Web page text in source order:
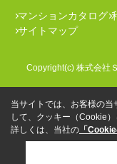
マンションカタログ
サイトマップ
Copyright(c) 株式会社
当サイトでは、お客様の当
して、クッキー（Cookie）
詳しくは、当社の 「